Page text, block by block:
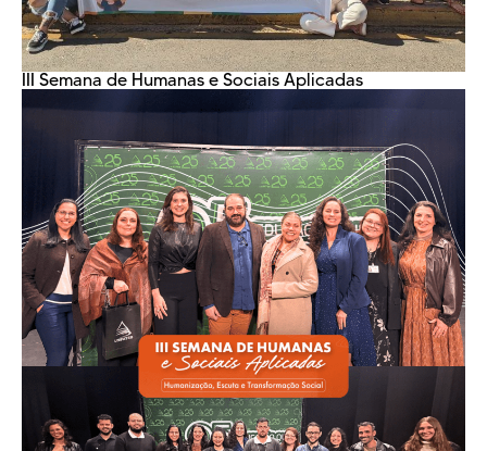
III Semana de Humanas e Sociais Aplicadas